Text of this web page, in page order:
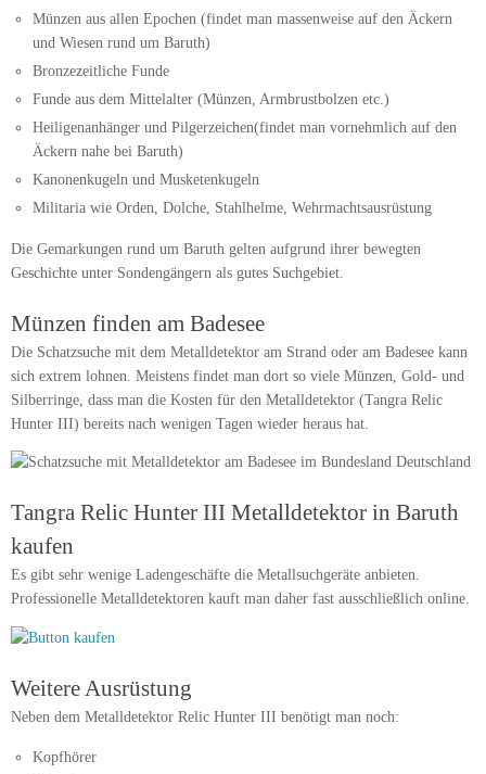
Münzen aus allen Epochen (findet man massenweise auf den Äckern
und Wiesen rund um Baruth)
Bronzezeitliche Funde
Funde aus dem Mittelalter (Münzen, Armbrustbolzen etc.)
Heiligenanhänger und Pilgerzeichen(findet man vornehmlich auf den
Äckern nahe bei Baruth)
Kanonenkugeln und Musketenkugeln
Militaria wie Orden, Dolche, Stahlhelme, Wehrmachtsausrüstung
Die Gemarkungen rund um Baruth gelten aufgrund ihrer bewegten
Geschichte unter Sondengängern als gutes Suchgebiet.
Münzen finden am Badesee
Die Schatzsuche mit dem Metalldetektor am Strand oder am Badesee kann
sich extrem lohnen. Meistens findet man dort so viele Münzen, Gold- und
Silberringe, dass man die Kosten für den Metalldetektor (Tangra Relic
Hunter III) bereits nach wenigen Tagen wieder heraus hat.
Tangra Relic Hunter III Metalldetektor in Baruth
kaufen
Es gibt sehr wenige Ladengeschäfte die Metallsuchgeräte anbieten.
Professionelle Metalldetektoren kauft man daher fast ausschließlich online.
Weitere Ausrüstung
Neben dem Metalldetektor Relic Hunter III benötigt man noch:
Kopfhörer